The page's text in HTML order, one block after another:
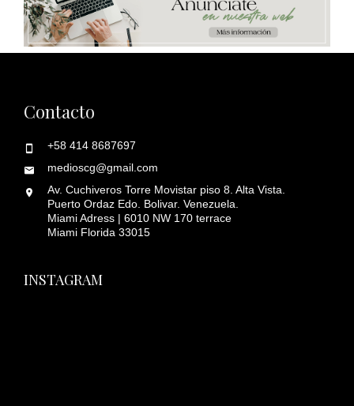
Contacto
+58 414 8687697
medioscg@gmail.com
Av. Cuchiveros Torre Movistar piso 8. Alta Vista.
Puerto Ordaz Edo. Bolivar. Venezuela.
Miami Adress | 6010 NW 170 terrace
Miami Florida 33015
INSTAGRAM